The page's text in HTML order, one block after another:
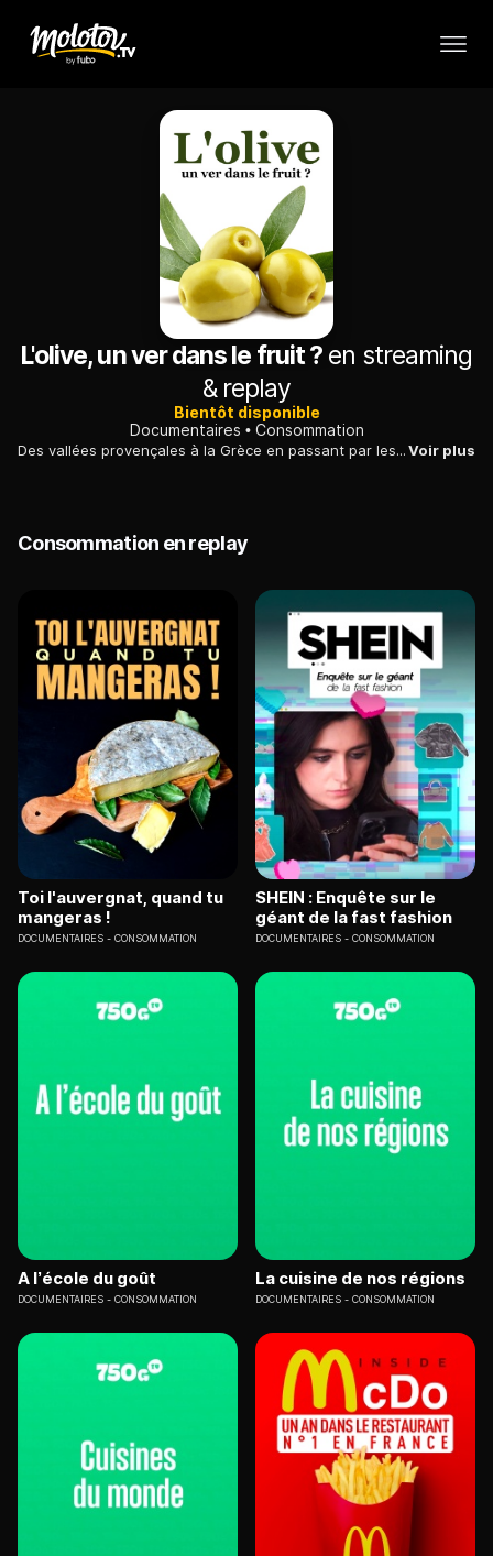
L'olive, un ver dans le fruit ? en streaming
& replay
Bientôt disponible
Documentaires
Consommation
Des vallées provençales à la Grèce en passant par les plaines du Maroc, retour sur l'histoire de l'olive, fruit emblématique de la Méditerranée.Voir plus
Consommation en replay
Toi l'auvergnat, quand tu
mangeras !
DOCUMENTAIRES CONSOMMATION
SHEIN : Enquête sur le
géant de la fast fashion
DOCUMENTAIRES CONSOMMATION
A l’école du goût
DOCUMENTAIRES CONSOMMATION
La cuisine de nos régions
DOCUMENTAIRES CONSOMMATION